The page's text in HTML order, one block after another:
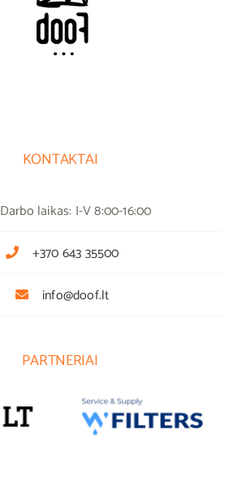
KONTAKTAI
Darbo laikas: I-V 8:00-16:00
+370 643 35500
info@doof.lt
PARTNERIAI